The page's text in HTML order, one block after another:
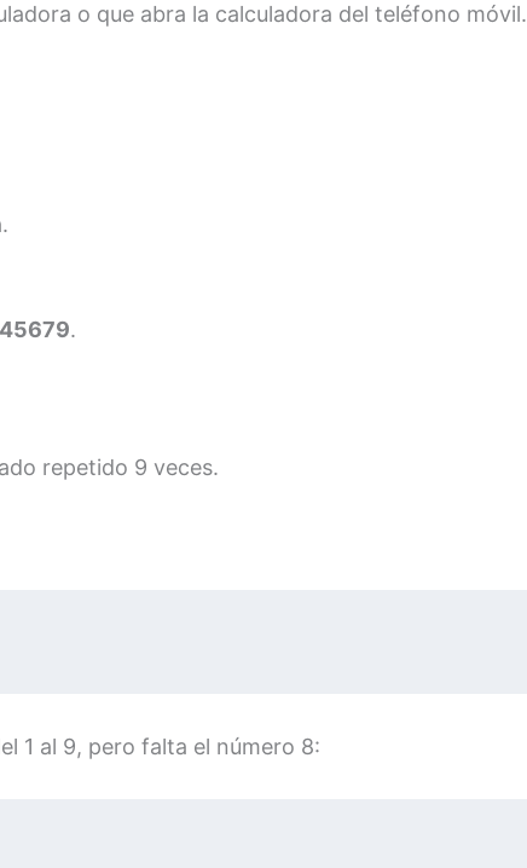
o que abra la calculadora del teléfono móvil.
.
repetido 9 veces.
1 al 9, pero falta el número 8: